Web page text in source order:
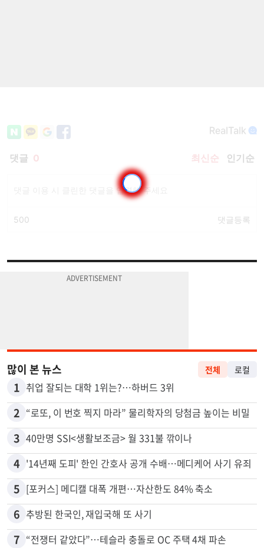
많이 본 뉴스 전체 로컬
1 취업 잘되는 대학 1위는?…하버드 3위
2 “로또, 이 번호 찍지 마라” 물리학자의 당첨금 높이는 비밀
3 40만명 SSI<생활보조금> 월 331불 깎이나
4 '14년째 도피' 한인 간호사 공개 수배…메디케어 사기 유죄
5 [포커스] 메디캘 대폭 개편…자산한도 84% 축소
6 추방된 한국인, 재입국해 또 사기
7 “전쟁터 같았다”…테슬라 충돌로 OC 주택 4채 파손